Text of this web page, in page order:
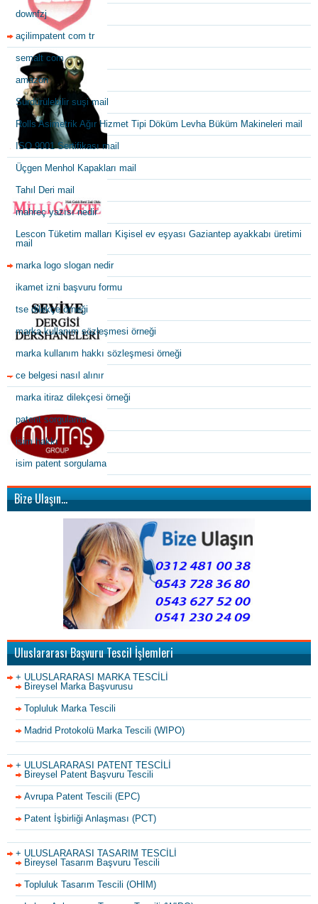
downfzj
açilimpatent com tr
semalt com
amazon
Sürdürülebilir suşi mail
Rolls Asimetrik Ağır Hizmet Tipi Döküm Levha Büküm Makineleri mail
ISO 9001 Sertifikası mail
Üçgen Menhol Kapakları mail
Tahıl Deri mail
mahreç yazısı nedir
Lescon Tüketim malları Kişisel ev eşyası Gaziantep ayakkabı üretimi
mail
marka logo slogan nedir
ikamet izni başvuru formu
tse dilekçe örneği
marka kullanım sözleşmesi örneği
marka kullanım hakkı sözleşmesi örneği
ce belgesi nasıl alınır
marka itiraz dilekçesi örneği
patent sorgulama
isim hakkı
isim patent sorgulama
Bize Ulaşın…
Uluslararası Başvuru Tescil İşlemleri
+ ULUSLARARASI MARKA TESCİLİ
Bireysel Marka Başvurusu
Topluluk Marka Tescili
Madrid Protokolü Marka Tescili (WIPO)
+ ULUSLARARASI PATENT TESCİLİ
Bireysel Patent Başvuru Tescili
Avrupa Patent Tescili (EPC)
Patent İşbirliği Anlaşması (PCT)
+ ULUSLARARASI TASARIM TESCİLİ
Bireysel Tasarım Başvuru Tescili
Topluluk Tasarım Tescili (OHIM)